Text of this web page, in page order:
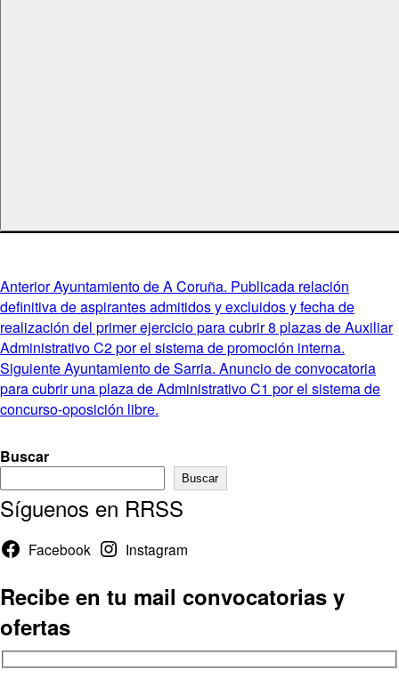
Navegación
de
entradas
AnteriorEntrada
anterior:
Ayuntamiento de A Coruña. Publicada relación
definitiva de aspirantes admitidos y excluidos y fecha de
realización del primer ejercicio para cubrir 8 plazas de Auxiliar
Administrativo C2 por el sistema de promoción interna.
SiguienteEntrada
siguiente:
Ayuntamiento de Sarria. Anuncio de convocatoria
para cubrir una plaza de Administrativo C1 por el sistema de
concurso-oposición libre.
Buscar
Buscar
Síguenos en RRSS
Facebook Instagram
Recibe en tu mail convocatorias y
ofertas